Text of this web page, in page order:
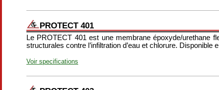
PROTECT 401
Le PROTECT 401 est une membrane époxyde/urethane
structurales contre l’infiltration d’eau et chlorure. Disponible
Voir specifications